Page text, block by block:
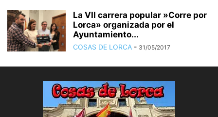
La VII carrera popular »Corre por
Lorca» organizada por el
Ayuntamiento...
COSAS DE LORCA - 31/05/2017